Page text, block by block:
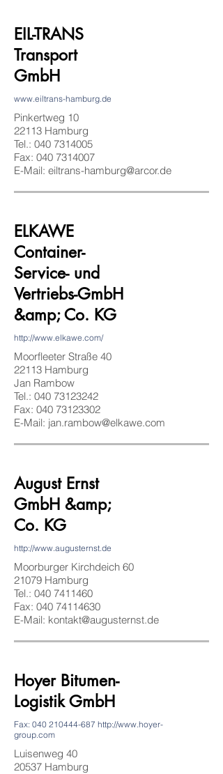
EIL-TRANS
Transport
GmbH
www.eiltrans-hamburg.de
Pinkertweg 10
22113 Hamburg
Tel.: 040 7314005
Fax: 040 7314007
E-Mail: eiltrans-hamburg@arcor.de
ELKAWE
Container-
Service- und
Vertriebs-GmbH
&amp; Co. KG
http://www.elkawe.com/
Moorfleeter Straße 40
22113 Hamburg
Jan Rambow
Tel.: 040 73123242
Fax: 040 73123302
E-Mail: jan.rambow@elkawe.com
August Ernst
GmbH &amp;
Co. KG
http://www.augusternst.de
Moorburger Kirchdeich 60
21079 Hamburg
Tel.: 040 7411460
Fax: 040 74114630
E-Mail: kontakt@augusternst.de
Hoyer Bitumen-
Logistik GmbH
Fax: 040 210444-687 http://www.hoyer-
group.com
Luisenweg 40
20537 Hamburg